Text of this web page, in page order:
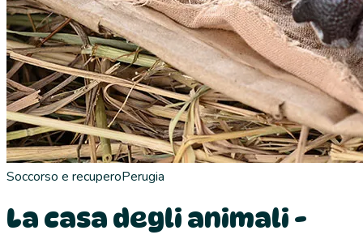
Soccorso e recuperoPerugia
La casa degli animali -